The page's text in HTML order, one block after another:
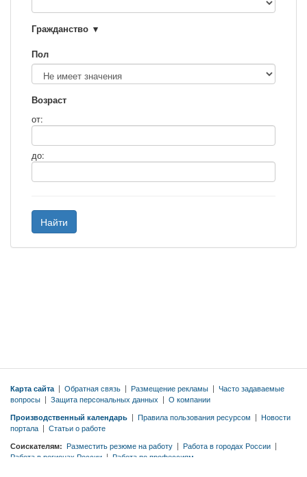
Гражданство
Пол
Возраст
от:
до:
Найти
Карта сайта | Обратная связь | Размещение рекламы | Часто задаваемые
вопросы | Защита персональных данных | О компании
Производственный календарь | Правила пользования ресурсом | Новости
портала | Статьи о работе
Соискателям: Разместить резюме на работу | Работа в городах России |
Работа в регионах России | Работа по профессиям